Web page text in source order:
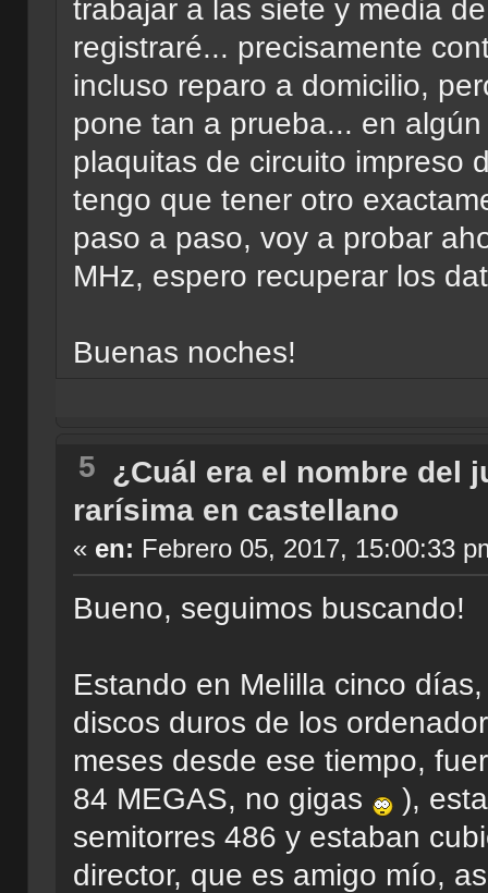
trabajar a las siete y media
registraré... precisamente
incluso reparo a domicilio,
pone tan a prueba... en
plaquitas de circuito impreso
tengo que tener otro
paso a paso, voy a probar
MHz, espero recuperar los
Buenas noches!
5 ¿Cuál era el nombre del
rarísima en castellano
« en: Febrero 05, 2017, 15:00:33
Bueno, seguimos buscando!
Estando en Melilla cinco
discos duros de los
meses desde ese tiempo,
84 MEGAS, no gigas
),
semitorres 486 y estaban
director, que es amigo mío,